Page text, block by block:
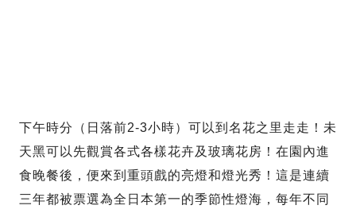
下午時分（日落前2-3小時）可以到名花之里走走！未
天黑可以先觀賞各式各樣花卉及玻璃花房！在園內進
食晚餐後，便來到重頭戲的亮燈和燈光秀！這是連續
三年都被票選為全日本第一的季節性燈海，每年不同